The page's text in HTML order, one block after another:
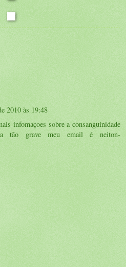
2010 às 19:48
infomaçoes sobre a consanguinidade
tão grave meu email é neiton-